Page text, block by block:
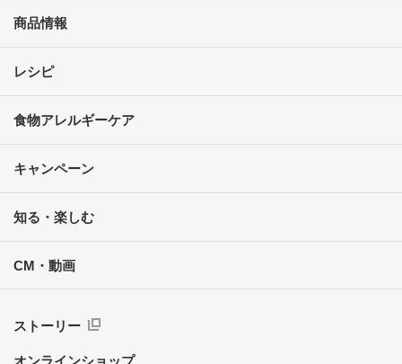
商品情報
レシピ
食物アレルギーケア
キャンペーン
知る・楽しむ
CM・動画
ストーリー
オンラインショップ